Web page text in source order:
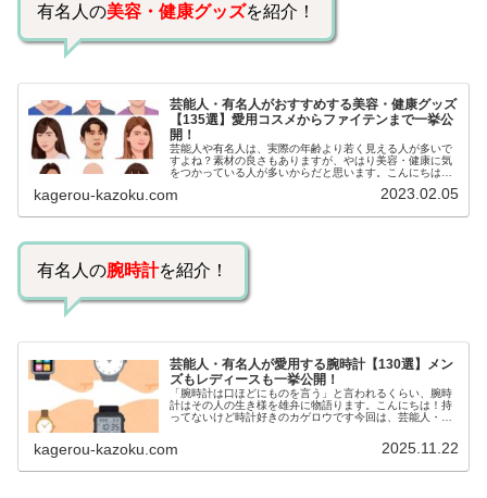
有名人の美容・健康グッズを紹介！
芸能人・有名人がおすすめする美容・健康グッズ
【135選】愛用コスメからファイテンまで一挙公
開！
芸能人や有名人は、実際の年齢より若く見える人が多いで
すよね？素材の良さもありますが、やはり美容・健康に気
をつかっている人が多いからだと思います。こんにちは！
いるのでしょうか？今回は、芸能人…
kagerou-kazoku.com 2023.02.05
有名人の腕時計を紹介！
芸能人・有名人が愛用する腕時計【130選】メン
ズもレディースも一挙公開！
「腕時計は口ほどにものを言う」と言われるくらい、腕時
計はその人の生き様を雄弁に物語ります。こんにちは！持
ってないけど時計好きのカゲロウです今回は、芸能人・有
kagerou-kazoku.com 2025.11.22